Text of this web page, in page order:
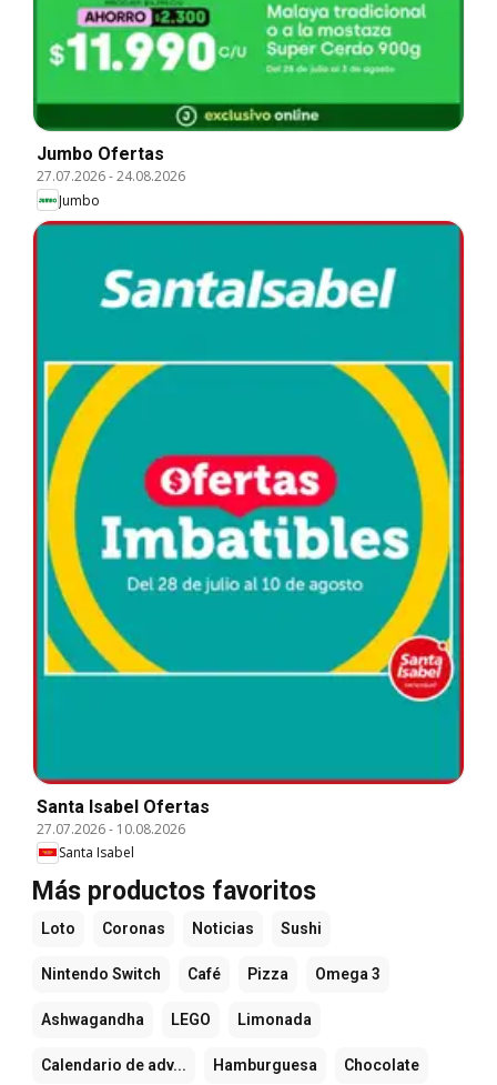
Jumbo Ofertas
27.07.2026-24.08.2026
Jumbo
Santa Isabel Ofertas
27.07.2026- 10.08.2026
Santa Isabel
Más productos favoritos
Loto Coronas Noticias Sushi
Nintendo Switch Café Pizza Omega 3
Ashwagandha LEGO Limonada
Calendario de adv... Hamburguesa Chocolate